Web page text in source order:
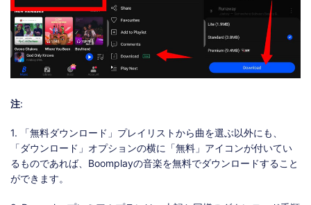
注:
1. 「無料ダウンロード」プレイリストから曲を選ぶ以外にも、
「ダウンロード」オプションの横に「無料」アイコンが付いてい
るものであれば、Boomplayの音楽を無料でダウンロードすること
ができます。